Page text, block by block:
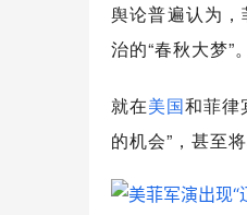
舆论普遍认为
治的“春秋大梦”。
就在美国和菲律
的机会”，甚至